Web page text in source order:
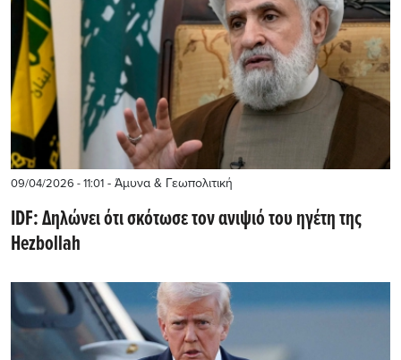
09/04/2026 - 11:01 - Άμυνα & Γεωπολιτική
IDF: Δηλώνει ότι σκότωσε τον ανιψιό του ηγέτη της
Hezbollah